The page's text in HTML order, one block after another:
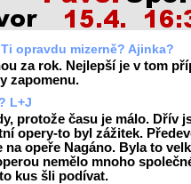
opravdu mizerně? Ajinka?
za rok. Nejlepší je v tom
zapomenu.
L+J
protože času je málo. Dřív
opery-to byl zážitek.
opeře Nagáno. Byla to
nemělo mnoho
kus šli podívat.